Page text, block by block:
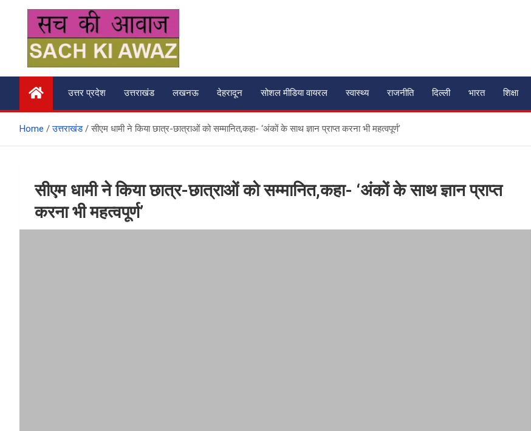
content
सच की आवाज
उत्तर प्रदेश उत्तराखंड लखनऊ देहरादून सोशल मीडिया वायरल स्वास्थ्य राजनीति दिल्ली भारत शिक्षा
Home उत्तराखंड सीएम धामी ने किया छात्र-छात्राओं को सम्मानित,कहा- ‘अंकों के साथ ज्ञान प्राप्त करना भी महत्वपूर्ण’
सीएम धामी ने किया छात्र-छात्राओं को सम्मानित,कहा- ‘अंकों के साथ ज्ञान प्राप्त
करना भी महत्वपूर्ण’